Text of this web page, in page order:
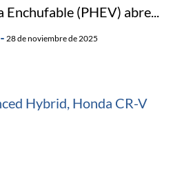
(PHEV) abre...
28 de noviembre de 2025